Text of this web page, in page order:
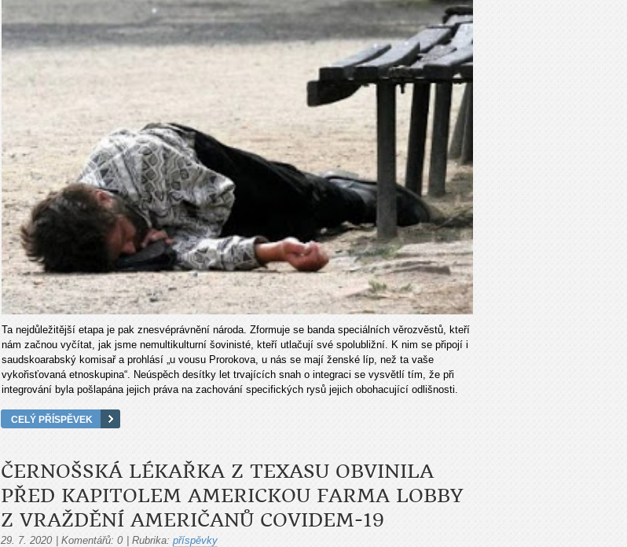
Ta nejdůležitější etapa je pak znesvéprávnění národa. Zformuje se banda speciálních věrozvěstů, kteří
nám začnou vyčítat, jak jsme nemultikulturní šovinisté, kteří utlačují své spolubližní. K nim se připojí i
saudskoarabský komisař a prohlásí „u vousu Prorokova, u nás se mají ženské líp, než ta vaše
vykořisťovaná etnoskupina“. Neúspěch desítky let trvajících snah o integraci se vysvětlí tím, že při
integrování byla pošlapána jejich práva na zachování specifických rysů jejich obohacující odlišnosti.
CELÝ PŘÍSPĚVEK
ČERNOŠSKÁ LÉKAŘKA Z TEXASU OBVINILA
PŘED KAPITOLEM AMERICKOU FARMA LOBBY
Z VRAŽDĚNÍ AMERIČANŮ COVIDEM-19
29. 7. 2020 Komentářů: 0 Rubrika: příspěvky